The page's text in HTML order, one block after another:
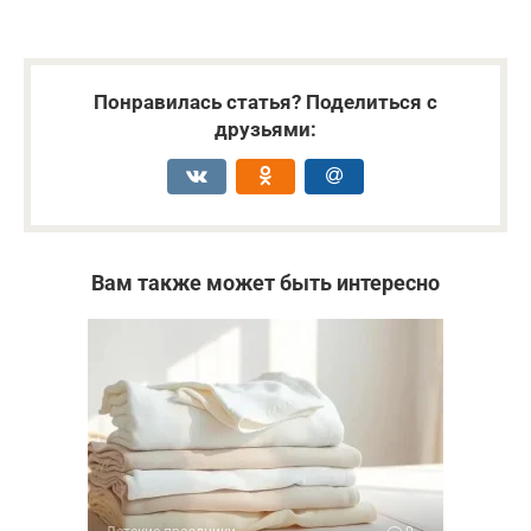
Понравилась статья? Поделиться с
друзьями:
Вам также может быть интересно